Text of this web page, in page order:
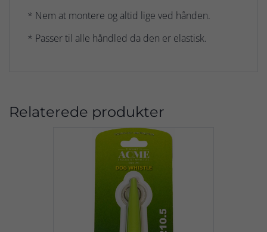
* Nem at montere og altid lige ved hånden.
* Passer til alle håndled da den er elastisk.
Relaterede produkter